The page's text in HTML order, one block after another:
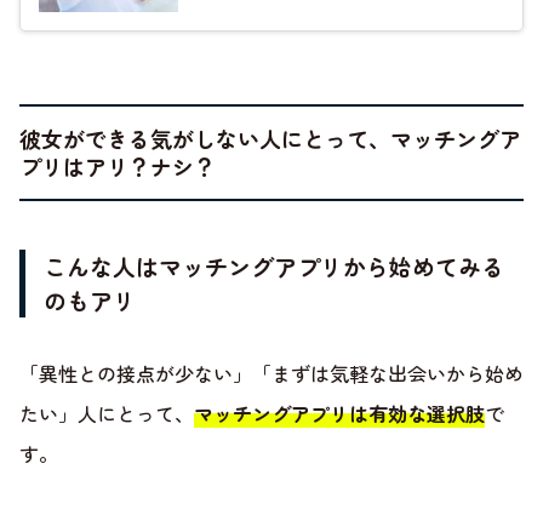
彼女ができる気がしない人にとって、マッチングア
プリはアリ？ナシ？
こんな人はマッチングアプリから始めてみる
のもアリ
「異性との接点が少ない」「まずは気軽な出会いから始め
たい」人にとって、 マッチングアプリは有効な選択肢で
す。